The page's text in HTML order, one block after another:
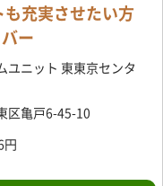
も充実させたい方
ー
ユニット 東東京センタ
区亀戸6-45-10
円